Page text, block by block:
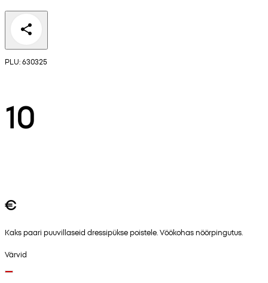
PLU: 630325
10
€
Kaks paari puuvillaseid dressipükse poistele. Vöökohas nöörpingutus.
Värvid